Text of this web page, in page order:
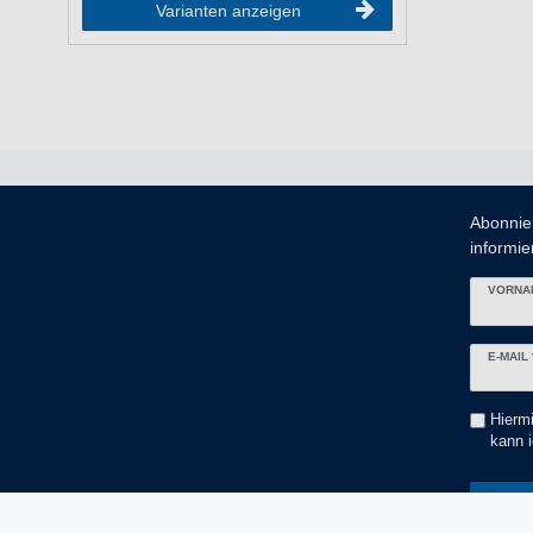
Varianten anzeigen
E-MAIL
kann